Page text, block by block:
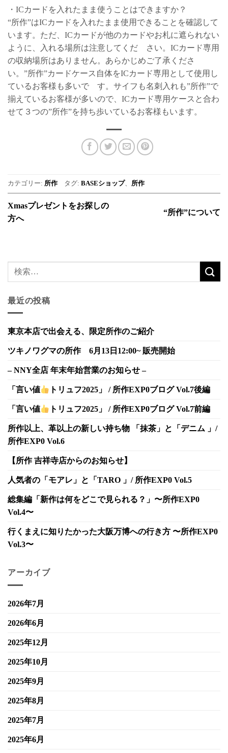
・ICカードを入れたまま使うことはできますか？
“所作”はICカードを入れたまま使用できることを確認して
います。ただ、ICカードが他のカードやお札に遮られない
ように、入れる場所は注意してくだ さい。ICカード専用
の収納場所はありません。あらかじめご了承くださ
い。”所作”カードケース自体をICカード専用として使用し
ているお客様も多いで す。サイフも名刺入れも”所作”で
揃えているお客様が多いので、ICカード専用ケースと合わ
せて３つの”所作”を持ち歩いているお客様もいます。
カテゴリー: 所作 タグ: BASEショップ、 所作
Xmasプレゼントをお探しの
方へ
“所作”について
最近の投稿
東京本店で出会える、限定所作のご紹介
ツキノワグマの所作 6月13日12:00~ 販売開始
– NNY全店 年末年始営業のお知らせ –
「言い値 トリュフ2025」 / 所作EXP0ブログ Vol.7後編
「言い値 トリュフ2025」 / 所作EXP0ブログ Vol.7前編
所作以上、革以上の新しい持ち物 「抹茶」と「デニム 」/
所作EXP0 Vol.6
【所作 吉祥寺店からのお知らせ】
人気者の「モアレ」と「TARO 」/ 所作EXP0 Vol.5
総集編「新作は何をどこで見られる？」〜所作EXP0
Vol.4〜
行くまえに知りたかった大阪万博への行き方 〜所作EXP0
Vol.3〜
アーカイブ
2026年7月
2026年6月
2025年12月
2025年10月
2025年9月
2025年8月
2025年7月
2025年6月